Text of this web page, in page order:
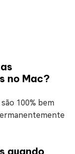
no Mac?
100% bem
quando